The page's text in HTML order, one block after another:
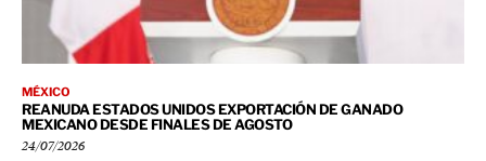
MÉXICO
REANUDA ESTADOS UNIDOS EXPORTACIÓN DE GANADO
MEXICANO DESDE FINALES DE AGOSTO
24/07/2026